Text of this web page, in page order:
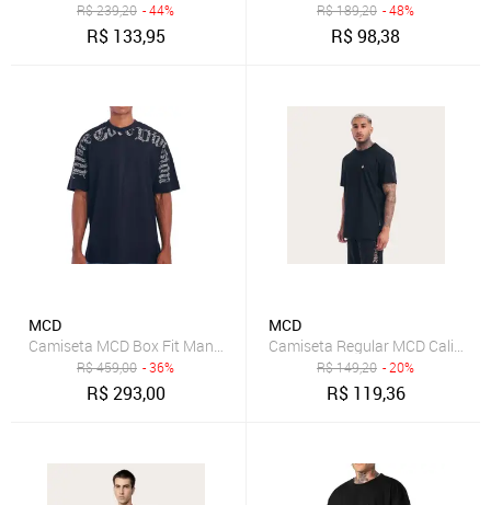
R$239,20 - 44%
R$ 133,95
R$189,20 - 48%
R$98,38
MCD
Camiseta MCD Box Fit Manga Japonesa Caligrafitti SM27 Preto
R$459,00 - 36%
R$293,00
MCD
Camiseta Regular MCD
R$149,20 - 20%
R$ 119,36